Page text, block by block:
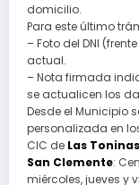
domicilio.
Para este último
– Foto del DNI
actual.
– Nota firmada
se actualicen los
Desde el Municipio
personalizada en
CIC de Las Toninas
San Clemente:
miércoles, jueves y